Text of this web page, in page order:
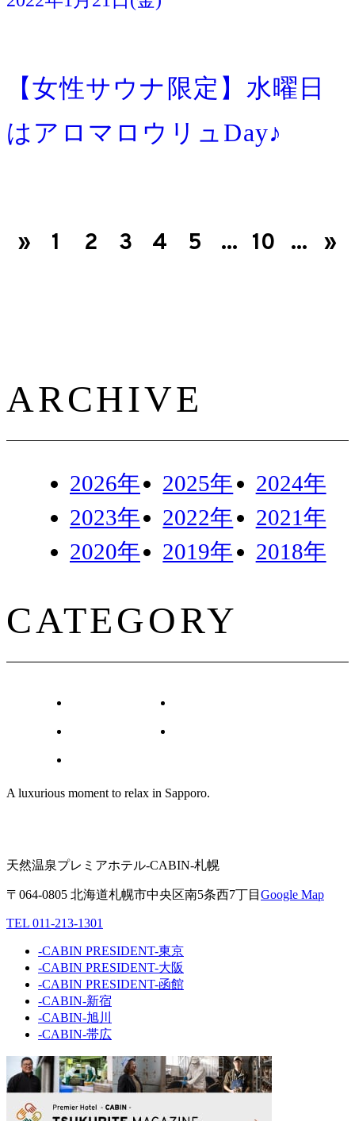
【女性サウナ限定】水曜日
はアロマロウリュDay♪
« 1 2 3 4 5 ... 10 ... »
ARCHIVE
2026年 2025年
2024年
2023年
2022年
2021年
2020年
2019年 2018年
CATEGORY
A luxurious moment to relax in Sapporo.
天然温泉プレミアホテル-CABIN-札幌
〒064-0805 北海道札幌市中央区南5条西7丁目 Google Map
TEL 011-213-1301
-CABIN PRESIDENT-東京
-CABIN PRESIDENT-大阪
-CABIN PRESIDENT-函館
-CABIN-新宿
-CABIN-旭川
-CABIN-帯広